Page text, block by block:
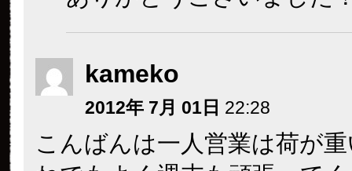
kameko
2012年 7月 01日 22:28
こんばんは一人営業は荷が